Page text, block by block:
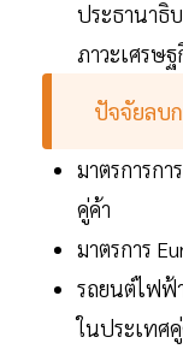
ประธานาธิ
ภาวะเศรษ
ปัจจัยลบ
มาตรการก
คู่ค้า
มาตรการ
รถยนต์ไฟฟ้
ในประเทศ